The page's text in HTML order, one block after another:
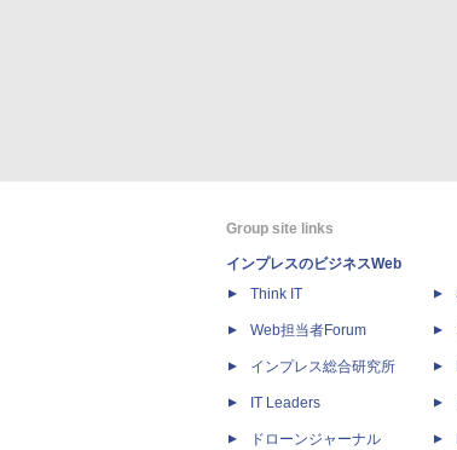
Group site links
インプレスのビジネスWeb
Think IT
Web担当者Forum
インプレス総合研究所
IT Leaders
ドローンジャーナル